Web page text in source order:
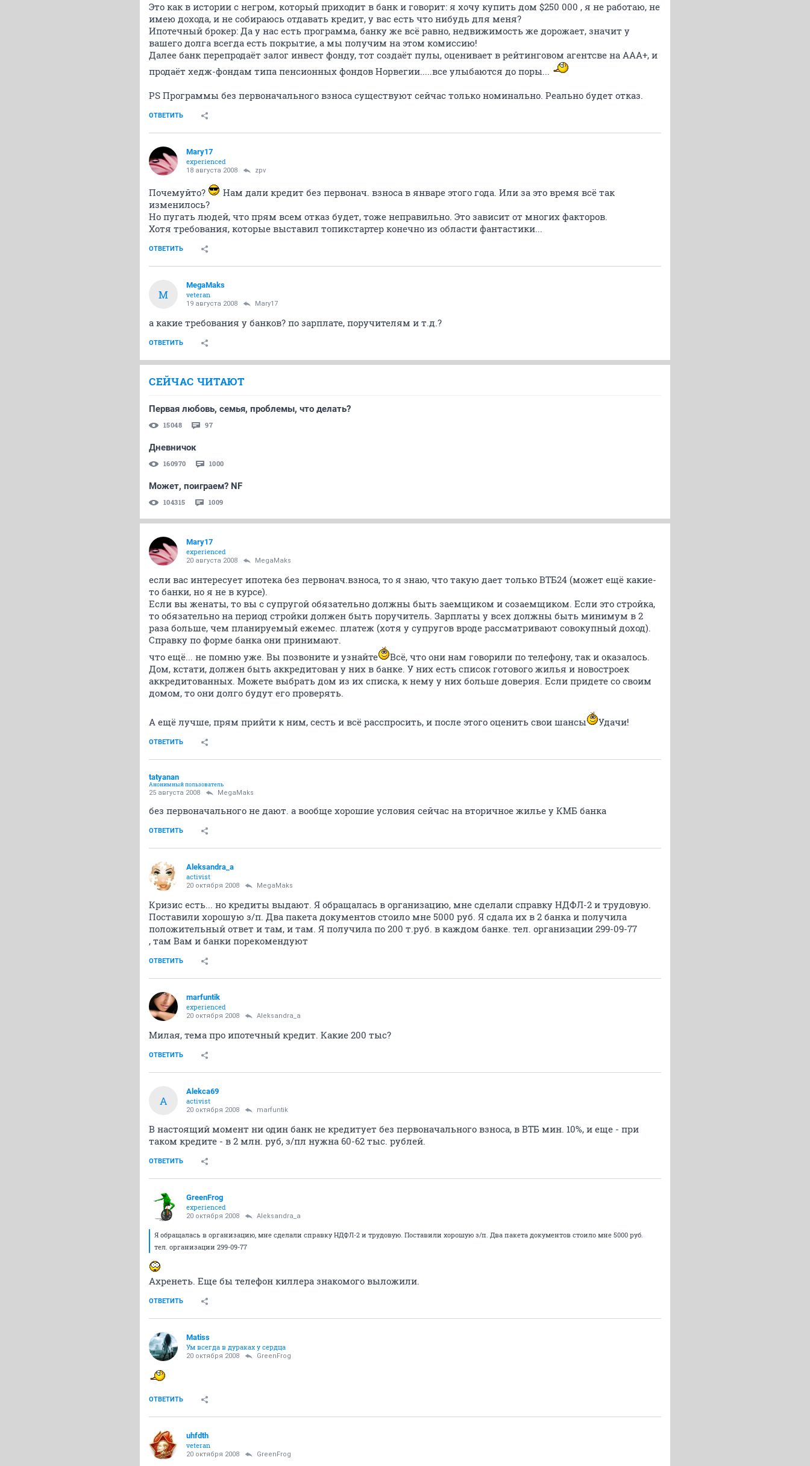
Это как в истории с негром, который приходит в банк и говорит: я хочу купить дом $250 000 , я не работаю, не
имею дохода, и не собираюсь отдавать кредит, у вас есть что нибудь для меня?
Ипотечный брокер: Да у нас есть программа, банку же всё равно, недвижимость же дорожает, значит у
вашего долга всегда есть покрытие, а мы получим на этом комиссию!
Далее банк перепродаёт залог инвест фонду, тот создаёт пулы, оценивает в рейтинговом агентсве на ААА+, и
продаёт хедж-фондам типа пенсионных фондов Норвегии.....все улыбаются до поры...
PS Программы без первоначального взноса существуют сейчас только номинально. Реально будет отказ.
ОТВЕТИТЬ
Mary17
experienced
18 августа 2008 zpv
Почемуйто?
Нам дали кредит без первонач. взноса в январе этого года. Или за это время всё так
изменилось?
Но пугать людей, что прям всем отказ будет, тоже неправильно. Это зависит от многих факторов.
Хотя требования, которые выставил топикстартер конечно из области фантастики...
ОТВЕТИТЬ
M
MegaMaks
veteran
19 августа 2008 Mary17
а какие требования у банков? по зарплате, поручителям и т.д.?
ОТВЕТИТЬ
СЕЙЧАС ЧИТАЮТ
Первая любовь, семья, проблемы, что делать?
15048 97
Дневничок
160970 1000
Может, поиграем? NF
104315 1009
Mary17
experienced
20 августа 2008 MegaMaks
если вас интересует ипотека без первонач.взноса, то я знаю, что такую дает только ВТБ24 (может ещё какие-
то банки, но я не в курсе).
Если вы женаты, то вы с супругой обязательно должны быть заемщиком и созаемщиком. Если это стройка,
то обязательно на период стройки должен быть поручитель. Зарплаты у всех должны быть минимум в 2
раза больше, чем планируемый ежемес. платеж (хотя у супругов вроде рассматривают совокупный доход).
Справку по форме банка они принимают.
что ещё... не помню уже. Вы позвоните и узнайте
Всё, что они нам говорили по телефону, так и оказалось.
Дом, кстати, должен быть аккредитован у них в банке. У них есть список готового жилья и новостроек
аккредитованных. Можете выбрать дом из их списка, к нему у них больше доверия. Если придете со своим
домом, то они долго будут его проверять.
А ещё лучше, прям прийти к ним, сесть и всё расспросить, и после этого оценить свои шансы Удачи!
ОТВЕТИТЬ
tatyanan
Анонимный пользователь
25 августа 2008 MegaMaks
без первоначального не дают. а вообще хорошие условия сейчас на вторичное жилье у КМБ банка
ОТВЕТИТЬ
Aleksandra_a
activist
20 октября 2008 MegaMaks
Кризис есть... но кредиты выдают. Я обращалась в организацию, мне сделали справку НДФЛ-2 и трудовую.
Поставили хорошую з/п. Два пакета документов стоило мне 5000 руб. Я сдала их в 2 банка и получила
положительный ответ и там, и там. Я получила по 200 т.руб. в каждом банке. тел. организации 299-09-77
, там Вам и банки порекомендуют
ОТВЕТИТЬ
marfuntik
experienced
20 октября 2008 Aleksandra_a
Милая, тема про ипотечный кредит. Какие 200 тыс?
ОТВЕТИТЬ
A
Alekca69
activist
20 октября 2008 marfuntik
В настоящий момент ни один банк не кредитует без первоначального взноса, в ВТБ мин. 10%, и еще - при
таком кредите - в 2 млн. руб, з/пл нужна 60-62 тыс. рублей.
ОТВЕТИТЬ
GreenFrog
experienced
20 октября 2008 Aleksandra_a
Я обращалась в организацию, мне сделали справку НДФЛ-2 и трудовую. Поставили хорошую з/п. Два пакета документов стоило мне 5000 руб.
тел. организации 299-09-77
Ахренеть. Еще бы телефон киллера знакомого выложили.
ОТВЕТИТЬ
Matiss
Ум всегда в дураках у сердца
20 октября 2008 GreenFrog
ОТВЕТИТЬ
uhfdth
veteran
20 октября 2008 GreenFrog